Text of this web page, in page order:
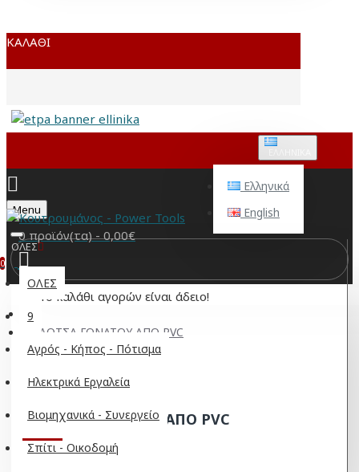
ΚΑΛΆΘΙ
Ελληνικά
English
Menu
0 προϊόν(τα) - 0,00€
0
Το καλάθι αγορών είναι άδειο!
ΟΛΕΣ
ΟΛΕΣ
9
Αγρός - Κήπος - Πότισμα
Ηλεκτρικά Εργαλεία
Βιομηχανικά - Συνεργείο
Σπίτι - Οικοδομή
ΓΑΛΟΤΣΑ ΓΟΝΑΤΟΥ ΑΠΟ PVC
ΓΑΛΟΤΣΑ ΓΟΝΑΤΟΥ ΑΠΟ PVC